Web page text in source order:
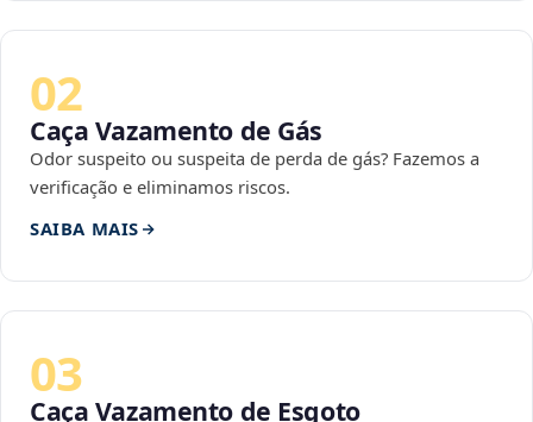
02
Caça Vazamento de Gás
Odor suspeito ou suspeita de perda de gás? Fazemos a
verificação e eliminamos riscos.
SAIBA MAIS
03
Caça Vazamento de Esgoto